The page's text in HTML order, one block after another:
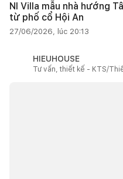
NI Villa mẫu nhà hướng
từ phố cổ Hội An
27/06/2026, lúc 20:13
HIEUHOUSE
Tư vấn, thiết kế - KTS/